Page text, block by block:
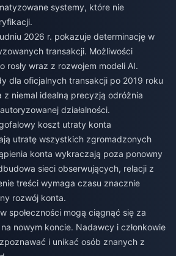
systemy, które nie
2026 r. pokazuje determinację w
transakcji. Możliwości
rosły wraz z rozwojem modeli AI.
dla oficjalnych transakcji po 2019 roku
niemal idealną precyzją odróżnia
działalności.
koszt utraty konta
utratę wszystkich zgromadzonych
konta wykraczają poza ponowny
sieci obserwujących, relacji z
treści wymaga czasu znacznie
rozwój konta.
społeczności mogą ciągnąć się za
nowym koncie. Nadawcy i członkowie
i unikać osób znanych z